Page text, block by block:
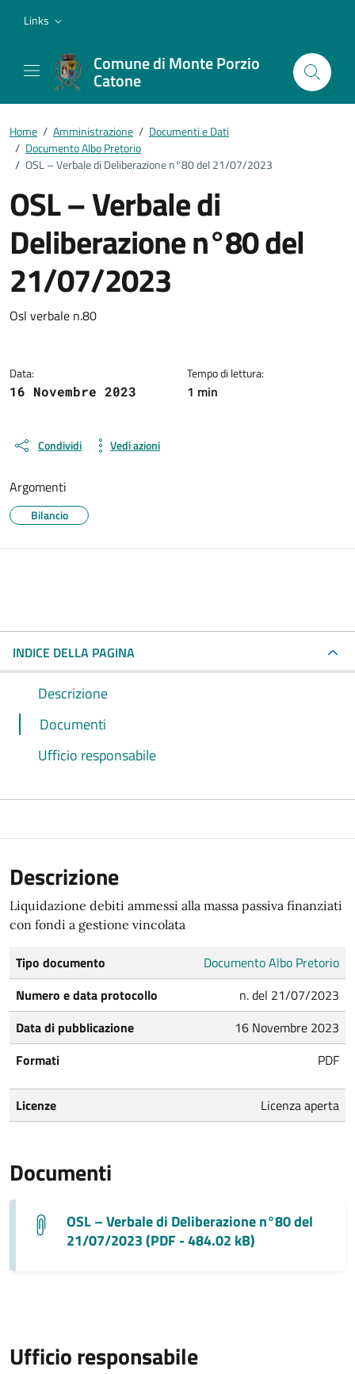
Links
Comune di Monte Porzio
Catone
Home / Amministrazione / Documenti e Dati
/ Documento Albo Pretorio
/ OSL – Verbale di Deliberazione n°80 del 21/07/2023
OSL – Verbale di
Deliberazione n°80 del
21/07/2023
Dettagli del documento
Osl verbale n.80
Data:
16 Novembre 2023
Tempo di lettura:
1 min
Condividi Vedi azioni
Argomenti
Bilancio
INDICE DELLA PAGINA
Descrizione
Documenti
Ufficio responsabile
Descrizione
Liquidazione debiti ammessi alla massa passiva finanziati
con fondi a gestione vincolata
Tipo documento
Documento Albo Pretorio
Numero e data protocollo
n. del 21/07/2023
Data di pubblicazione
16 Novembre 2023
Formati
PDF
Licenze Licenza aperta
Documenti
OSL – Verbale di Deliberazione n°80 del
21/07/2023 (PDF - 484.02 kB)
Ufficio responsabile